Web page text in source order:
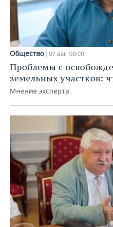
Общество 07 авг, 00:00
Проблемы с
земельных участков:
Мнение эксперта